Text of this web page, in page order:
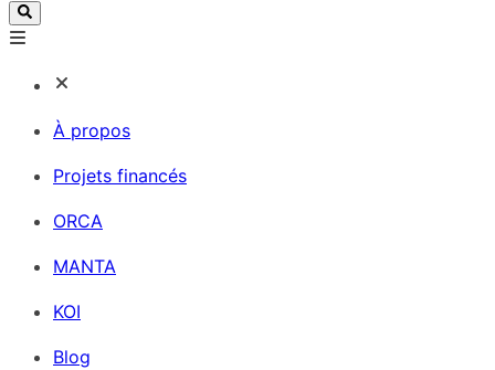
À propos
Projets financés
ORCA
MANTA
KOI
Blog